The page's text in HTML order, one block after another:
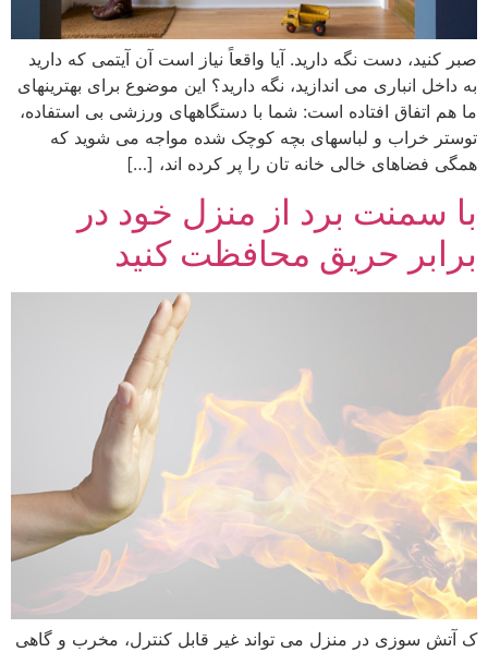
صبر کنید، دست نگه دارید. آیا واقعاً نیاز است آن آیتمی که دارید
به داخل انباری می اندازید، نگه دارید؟ این موضوع برای بهترینهای
ما هم اتفاق افتاده است: شما با دستگاههای ورزشی بی استفاده،
توستر خراب و لباسهای بچه کوچک شده مواجه می شوید که
همگی فضاهای خالی خانه تان را پر کرده اند، […]
با سمنت برد از منزل خود در
برابر حریق محافظت کنید
ک آتش سوزی در منزل می تواند غیر قابل کنترل، مخرب و گاهی